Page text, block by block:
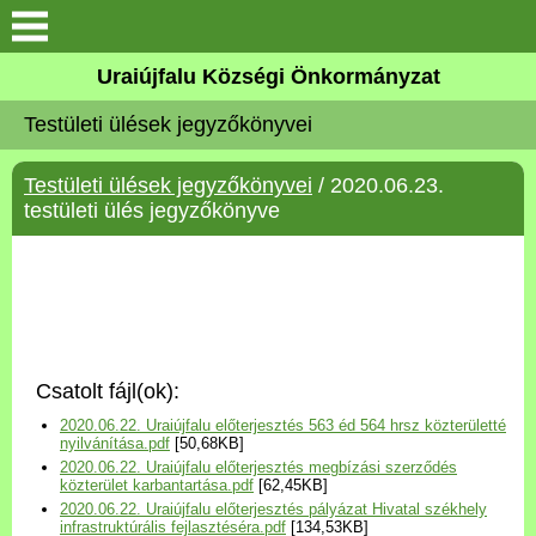
Köszöntő
Elérhetőségek
Uraiújfalu
Választási információk
Versenyképes Járások
Program
Uraiújfalu Községi Önkormányzat
Testületi ülések jegyzőkönyvei
Testületi ülések jegyzőkönyvei / 2020.06.23.
testületi ülés jegyzőkönyve
Csatolt fájl(ok):
2020.06.22. Uraiújfalu előterjesztés 563 éd 564 hrsz közterületté
nyilvánítása.pdf [50,68KB]
2020.06.22. Uraiújfalu előterjesztés megbízási szerződés
közterület karbantartása.pdf [62,45KB]
2020.06.22. Uraiújfalu előterjesztés pályázat Hivatal székhely
infrastruktúrális fejlasztéséra.pdf [134,53KB]